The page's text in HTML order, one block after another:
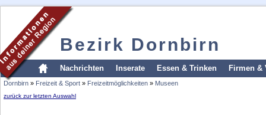
Bezirk Dornbirn
Nachrichten Inserate Essen & Trinken Firmen &
Dornbirn » Freizeit & Sport » Freizeitmöglichkeiten » Museen
zurück zur letzten Auswahl